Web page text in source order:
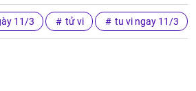
11/3 tử vi tu vi ngay 11/3